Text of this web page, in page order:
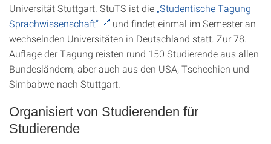
Universität Stuttgart. StuTS ist die „Studentische Tagung
Sprachwissenschaft“
und findet einmal im Semester an
wechselnden Universitäten in Deutschland statt. Zur 78.
Auflage der Tagung reisten rund 150 Studierende aus allen
Bundesländern, aber auch aus den USA, Tschechien und
Simbabwe nach Stuttgart.
Organisiert von Studierenden für
Studierende